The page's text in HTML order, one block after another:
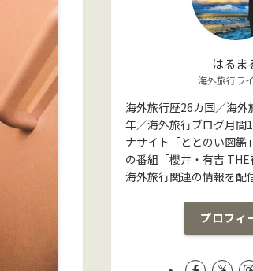
はるま
海外旅行ラ
海外旅行歴26カ国／海外
年／海外旅行ブログ月間
ナサイト「ととのい図鑑
の番組「櫻井・有吉
海外旅行関連の情報を配
プロフィ